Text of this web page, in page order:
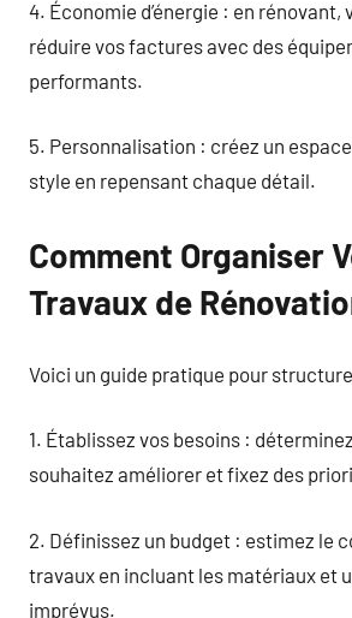
4. Économie d’énergie : en rénovant,
réduire vos factures avec des
performants.
5. Personnalisation : créez un
style en repensant chaque détail.
Comment Organiser
Travaux de
Voici un guide pratique pour
1. Établissez vos besoins :
souhaitez améliorer et fixez des
2. Définissez un budget : estimez le
travaux en incluant les matériaux et
imprévus.